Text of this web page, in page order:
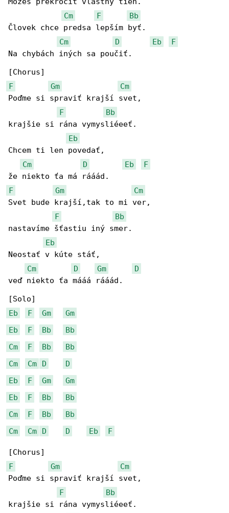
Cm
F
Bb
Človek chce predsa lepším byť.
Cm
D Eb
F
Na chybách iných sa poučiť.
F
Gm
Cm
Poďme si spraviť krajší svet,
F
Bb
krajšie si rána vymysliéeeť.
Eb
Chcem ti len povedať,
Cm
D Eb
F
F
Gm
Cm
Svet bude krajší,tak to mi ver,
F
Bb
nastavíme šťastiu iný smer.
Eb
Neostať v kúte stáť,
Cm
D Gm
D
veď niekto ťa mááá rááád.
Eb
F Gm
Gm
Eb
F Bb
Bb
Cm
F Bb
Bb
Cm
Cm D
D
Eb
F Gm
Gm
Eb
F Bb
Bb
Cm
F Bb
Bb
Cm
Cm D D Eb F
F
Gm
Cm
Poďme si spraviť krajší svet,
F
Bb
krajšie si rána vymysliéeeť.